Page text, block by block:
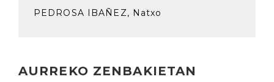
PEDROSA IBAÑEZ, Natxo
AURREKO ZENBAKIETAN